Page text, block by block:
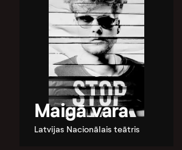
Maigā vara
Latvijas Nacionālais teātris